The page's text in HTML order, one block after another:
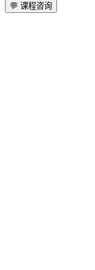
💬 课程咨询